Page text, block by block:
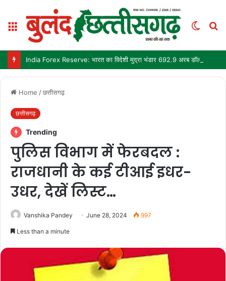
Menu
Switch
Home /छत्तीसगढ़
छत्तीसगढ़
Trending
पुलिस विभाग में फेरबदल :
राजधानी के कई टीआई इधर-
उधर, देखें लिस्ट…
Vanshika Pandey June 28, 2024 997
Less than a minute